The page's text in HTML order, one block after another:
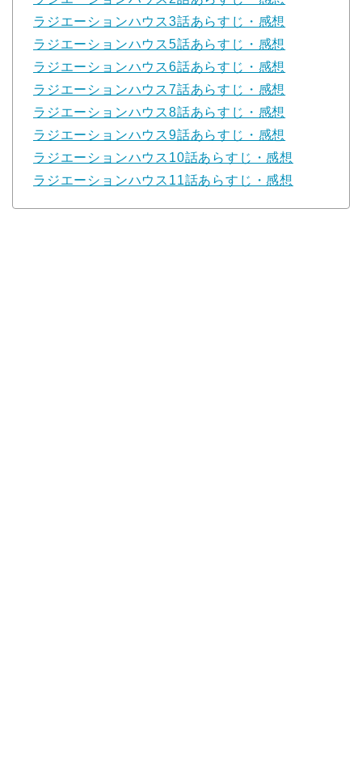
ラジエーションハウス3話あらすじ・感想
ラジエーションハウス5話あらすじ・感想
ラジエーションハウス6話あらすじ・感想
ラジエーションハウス7話あらすじ・感想
ラジエーションハウス8話あらすじ・感想
ラジエーションハウス9話あらすじ・感想
ラジエーションハウス10話あらすじ・感想
ラジエーションハウス11話あらすじ・感想